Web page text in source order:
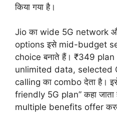
किया गया है।
Jio का wide 5G network
options इसे mid-budget
choice बनाते हैं। ₹349
unlimited data, selected
calling का combo देता है।
friendly 5G plan” कहा
multiple benefits offer